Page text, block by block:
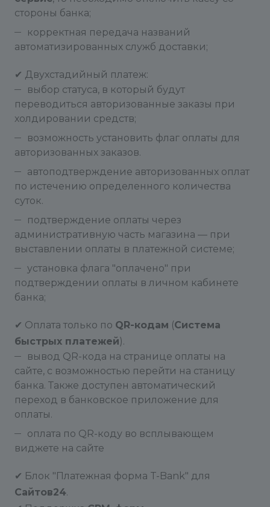
стороны банка;
корректная передача названий
автоматизированных служб доставки;
✔ Двухстадийный платеж:
выбор статуса, в который будут
переводиться авторизованные заказы при
холдировании средств;
возможность установить флаг оплаты для
авторизованных заказов.
автоподтверждение авторизованных оплат
по истечению определенного количества
суток.
подтверждение оплаты через
административную часть магазина — при
выставлении оплаты в платежной системе;
установка флага "оплачено" при
подтверждении оплаты в личном кабинете
банка;
✔ Оплата только по QR-кодам (Система
быстрых платежей).
вывод QR-кода на странице оплаты на
сайте, с возможностью перейти на станицу
банка. Также доступен автоматический
переход в банковское приложение для
оплаты.
оплата по QR-коду во всплывающем
виджете на сайте
✔ Блок "Платежная форма T-Bank" для
Сайтов24.